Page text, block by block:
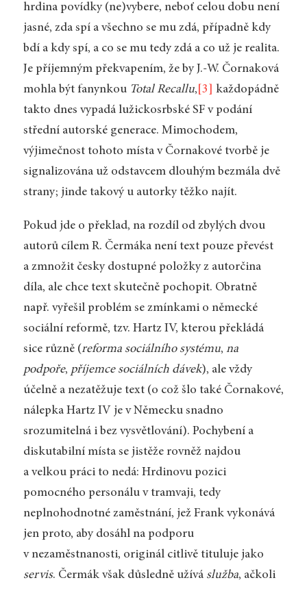
hrdina povídky (ne)vybere, neboť celou dobu není
jasné, zda spí a všechno se mu zdá, případně kdy
bdí a kdy spí, a co se mu tedy zdá a co už je realita.
Je příjemným překvapením, že by J.-W. Čornaková
mohla být fanynkou Total Recallu, [3]
každopádně
takto dnes vypadá lužickosrbské SF v podání
střední autorské generace. Mimochodem,
výjimečnost tohoto místa v Čornakové tvorbě je
signalizována už odstavcem dlouhým bezmála dvě
strany; jinde takový u autorky těžko najít.
Pokud jde o překlad, na rozdíl od zbylých dvou
autorů cílem R. Čermáka není text pouze převést
a zmnožit česky dostupné položky z autorčina
díla, ale chce text skutečně pochopit. Obratně
např. vyřešil problém se zmínkami o německé
sociální reformě, tzv. Hartz IV, kterou překládá
sice různě (reforma sociálního systému, na
podpoře, příjemce sociálních dávek), ale vždy
účelně a nezatěžuje text (o což šlo také Čornakové,
nálepka Hartz IV je v Německu snadno
srozumitelná i bez vysvětlování). Pochybení a
diskutabilní místa se jistěže rovněž najdou
a velkou práci to nedá: Hrdinovu pozici
pomocného personálu v tramvaji, tedy
neplnohodnotné zaměstnání, jež Frank vykonává
jen proto, aby dosáhl na podporu
v nezaměstnanosti, originál citlivě tituluje jako
servis. Čermák však důsledně užívá služba, ačkoli